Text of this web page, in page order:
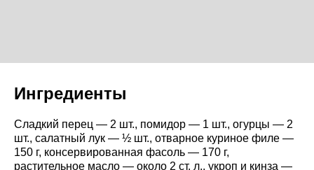
Ингредиенты
Сладкий перец — 2 шт., помидор — 1 шт., огурцы — 2
шт., салатный лук — ½ шт., отварное куриное филе —
150 г, консервированная фасоль — 170 г,
растительное масло — около 2 ст. л., укроп и кинза —